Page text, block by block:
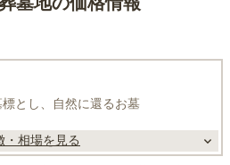
とし、自然に還るお墓
・相場を見る